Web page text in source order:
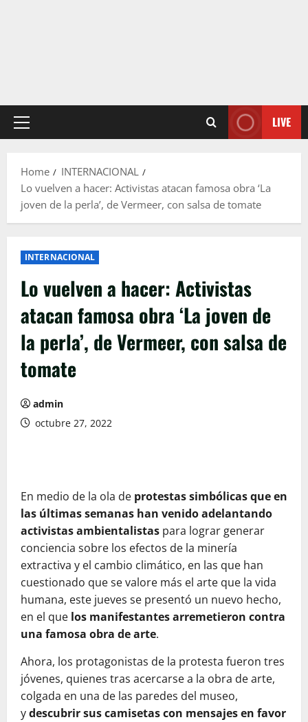
Primary
LIVE
Home
INTERNACIONAL
Lo vuelven a hacer: Activistas atacan famosa obra ‘La
joven de la perla’, de Vermeer, con salsa de tomate
INTERNACIONAL
Lo vuelven a hacer: Activistas
atacan famosa obra ‘La joven de
la perla’, de Vermeer, con salsa de
tomate
admin
octubre 27, 2022
En medio de la ola de protestas simbólicas que en
las últimas semanas han venido adelantando
activistas ambientalistas para lograr generar
conciencia sobre los efectos de la minería
extractiva y el cambio climático, en las que han
cuestionado que se valore más el arte que la vida
humana, este jueves se presentó un nuevo hecho,
en el que los manifestantes arremetieron contra
una famosa obra de arte.
Ahora, los protagonistas de la protesta fueron tres
jóvenes, quienes tras acercarse a la obra de arte,
colgada en una de las paredes del museo,
ydescubrir sus camisetas con mensajes en favor